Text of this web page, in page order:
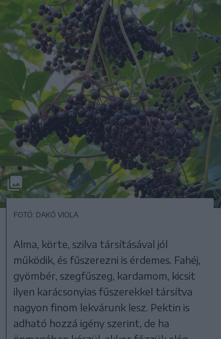
FOTÓ: DAKÓ VIOLA
Alma, körte, szilva társításával jól
működik, és fűszerezni is érdemes. Fahéj,
gyömbér, szegfűszeg, kardamom, kicsit
ilyen karácsonyias fűszerekkel társítva
nagyon finom lekvárunk lesz. Pektin is
adható hozzá igény szerint, de ha